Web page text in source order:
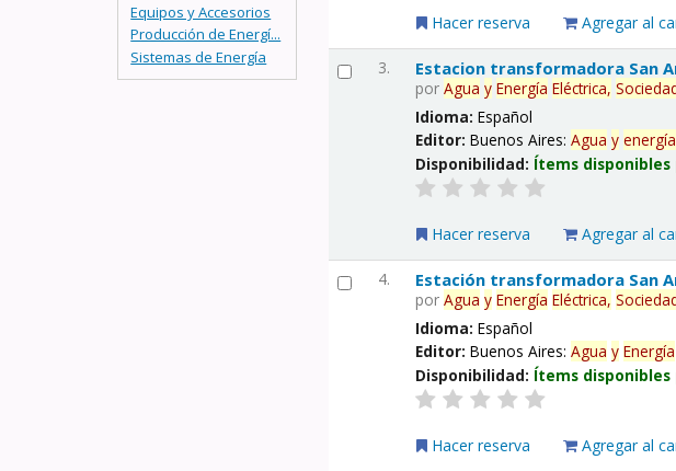
Equipos y Accesorios
Producción de Energí...
Sistemas de Energía
Hacer reserva Agregar al
3. Estacion transformadora San
porAgua y Energía Eléctrica,
Idioma:Español
Editor:Buenos Aires:Agua y energía
Disponibilidad: Ítems
Hacer reserva Agregar al
4. Estación transformadora San
porAgua y Energía Eléctrica,
Idioma:Español
Editor:Buenos Aires:Agua y Energía
Disponibilidad: Ítems
Hacer reserva Agregar al